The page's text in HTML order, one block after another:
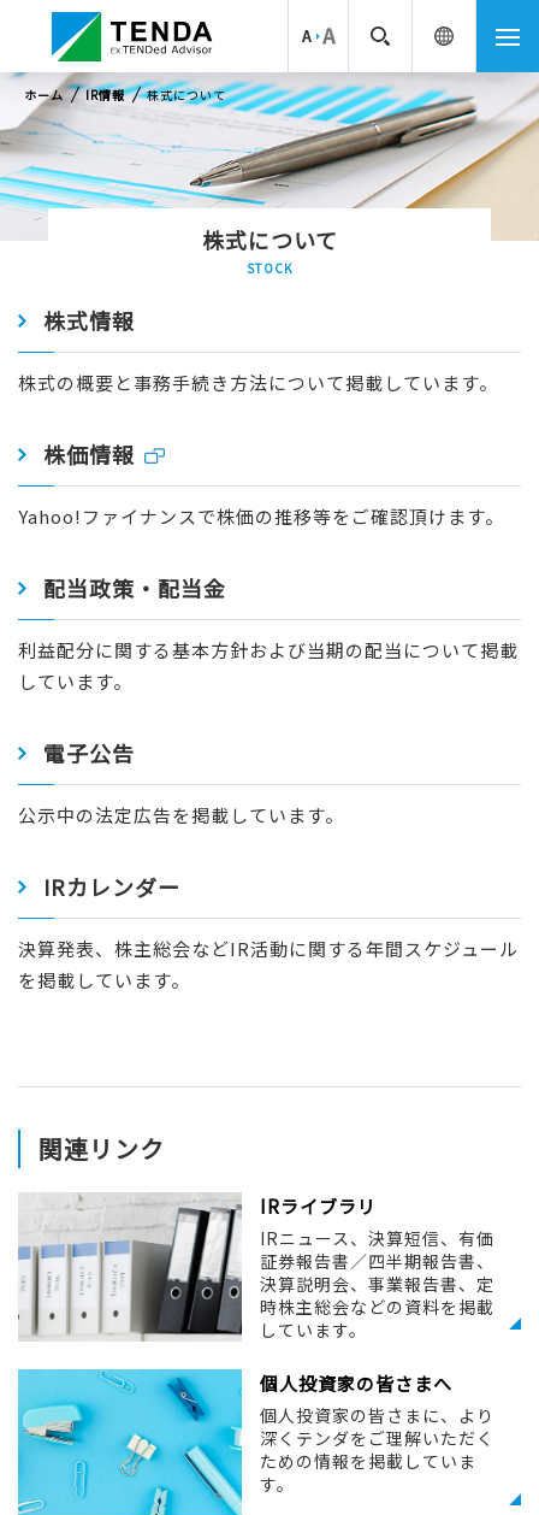
ホーム IR情報 株式について
株式について
STOCK
株式情報
株式の概要と事務手続き方法について掲載しています。
株価情報
Yahoo!ファイナンスで株価の推移等をご確認頂けます。
配当政策・配当金
利益配分に関する基本方針および当期の配当について掲載
しています。
電子公告
公示中の法定広告を掲載しています。
IRカレンダー
決算発表、株主総会などIR活動に関する年間スケジュール
を掲載しています。
関連リンク
IRライブラリ
IRニュース、決算短信、有価
証券報告書／四半期報告書、
決算説明会、事業報告書、定
時株主総会などの資料を掲載
しています。
個人投資家の皆さまへ
個人投資家の皆さまに、より
深くテンダをご理解いただく
ための情報を掲載していま
す。